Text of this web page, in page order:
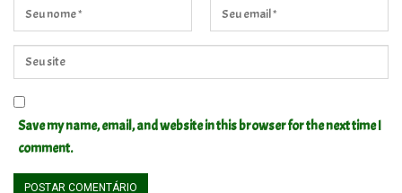
Save my name, email, and website in this browser for the next time I
comment.